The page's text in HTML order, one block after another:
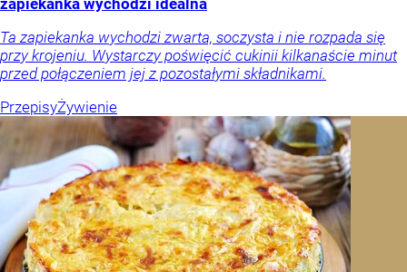
zapiekanka wychodzi idealna
Ta zapiekanka wychodzi zwarta, soczysta i nie rozpada się
przy krojeniu. Wystarczy poświęcić cukinii kilkanaście minut
przed połączeniem jej z pozostałymi składnikami.
PrzepisyŻywienie